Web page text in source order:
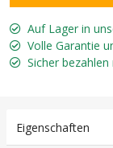
Auf Lager in
Volle Garantie
Sicher
Eigenschaften